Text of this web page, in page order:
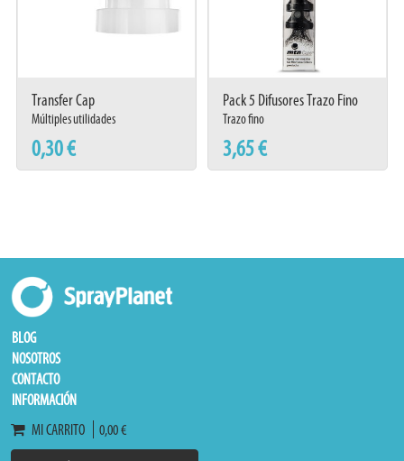
Transfer Cap
Múltiples utilidades
0,30 €
Pack 5 Difusores Trazo Fino
Trazo fino
3,65 €
BLOG
NOSOTROS
CONTACTO
INFORMACIÓN
MI CARRITO
0,00 €